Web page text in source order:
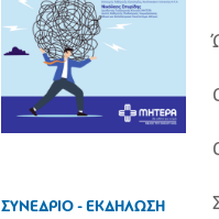
ΣΥΝΕΔΡΙΟ - ΕΚΔΗΛΩΣΗ